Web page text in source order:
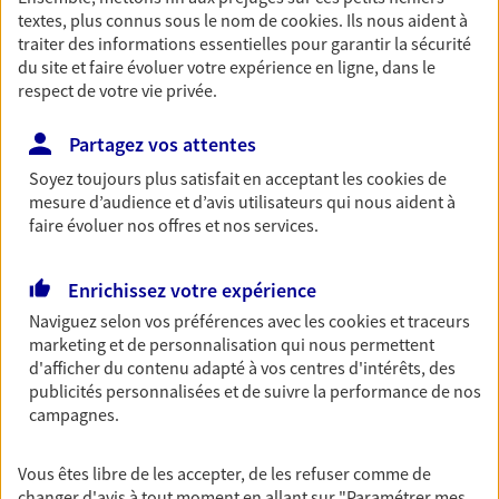
Ouvre à 09:00
06 68 39 19 60
NOUS CONTACTER
VOIR NOTRE SITE WEB
N° Orias * (orias.fr) : 21001300
Damien Ravanel
Agent général d'assurance exclusif AXA
Prévoyance & Patrimoine
5 A Rue Des Roses, 67205 Oberhausbergen
Horaires : Fermé
textes, plus connus sous le nom decookies. Ils nous aident à
traiter des informations essentielles pour garantir la sécurité
du site et faire évoluer votre expérience en ligne, dans le
respect de votre vie privée.
Partagez vos attentes
Soyez toujours plus satisfait en acceptant lescookiesde
mesure d’audience et d’avis utilisateurs qui nous aident à
faire évoluer nos offres et nos services.
Enrichissez votre expérience
Naviguez selon vos préférences avec lescookies et traceurs
marketing et de personnalisation qui nous permettent
d'afficher du contenu adapté à vos centres d'intérêts, des
publicités personnalisées et de suivre la performance de nos
campagnes.
Vous êtes libre de les accepter, de les refuser comme de